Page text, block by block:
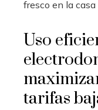
fresco en la
Uso
tarifas